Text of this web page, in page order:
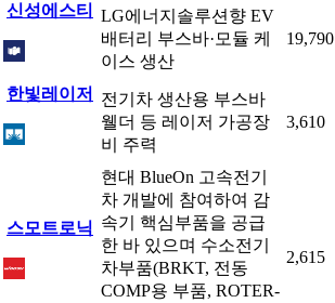
신성에스티
LG에너지솔루션향 EV
배터리 부스바·모듈 케
이스 생산
19,790
한빛레이저
전기차 생산용 부스바
웰더 등 레이저 가공장
비 주력
3,610
스모트로닉
현대 BlueOn 고속전기
차 개발에 참여하여 감
속기 핵심부품을 공급
한 바 있으며 수소전기
차부품(BRKT, 전동
COMP용 부품, ROTER-
2,615